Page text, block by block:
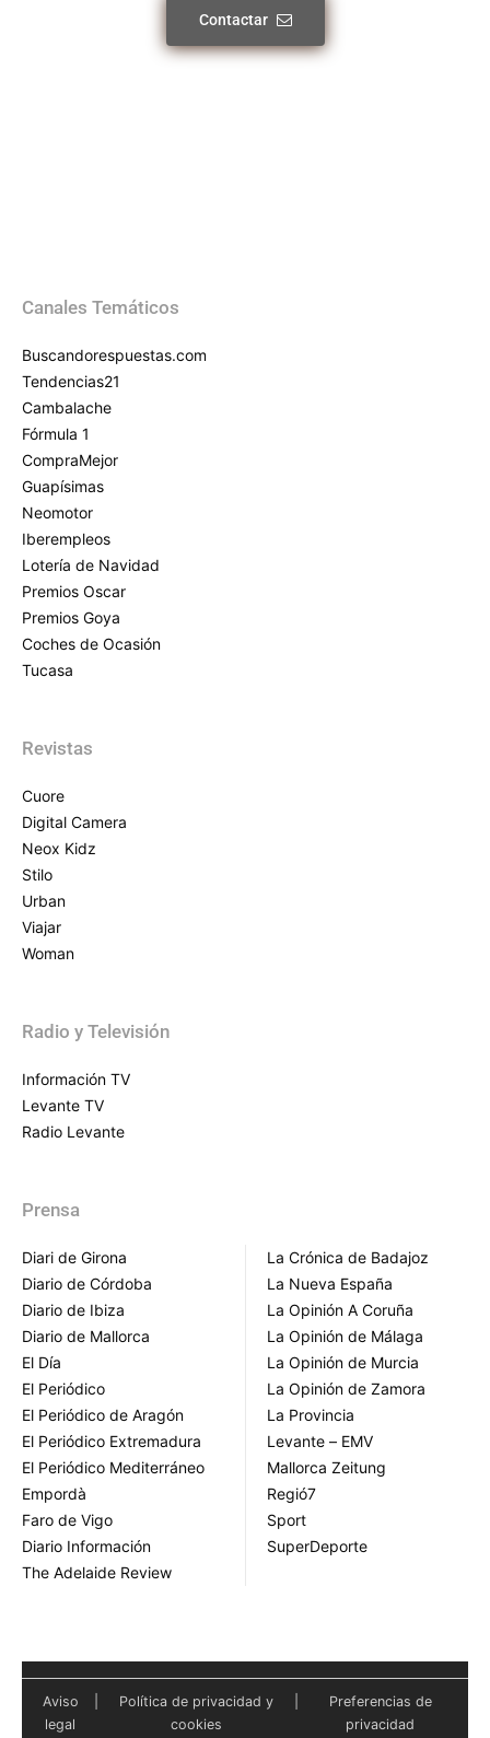
Contactar
Canales Temáticos
Buscandorespuestas.com
Tendencias21
Cambalache
Fórmula 1
CompraMejor
Guapísimas
Neomotor
Iberempleos
Lotería de Navidad
Premios Oscar
Premios Goya
Coches de Ocasión
Tucasa
Revistas
Cuore
Digital Camera
Neox Kidz
Stilo
Urban
Viajar
Woman
Radio y Televisión
Información TV
Levante TV
Radio Levante
Prensa
Diari de Girona
Diario de Córdoba
Diario de Ibiza
Diario de Mallorca
El Día
El Periódico
El Periódico de Aragón
El Periódico Extremadura
El Periódico Mediterráneo
Empordà
Faro de Vigo
Diario Información
The Adelaide Review
La Crónica de Badajoz
La Nueva España
La Opinión A Coruña
La Opinión de Málaga
La Opinión de Murcia
La Opinión de Zamora
La Provincia
Levante – EMV
Mallorca Zeitung
Regió7
Sport
SuperDeporte
Aviso
legal
Política de privacidad y
cookies
Preferencias de
privacidad